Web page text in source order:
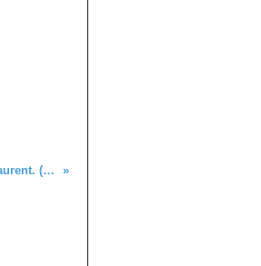
Conférence de presse de Pierre Laurent. (vidéo)